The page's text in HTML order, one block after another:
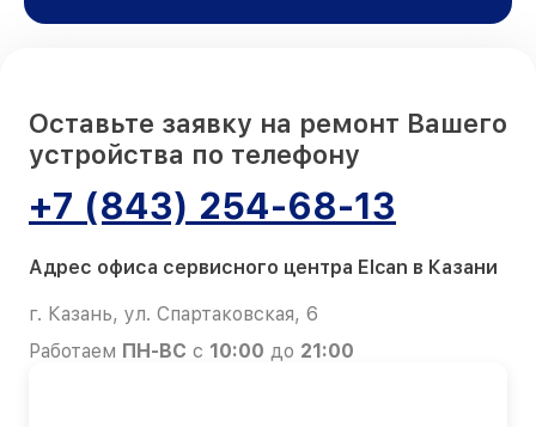
Оставьте заявку на ремонт Вашего
устройства по телефону
+7 (843) 254-68-13
Адрес офиса сервисного центра Elcan в Казани
г. Казань, ул. Спартаковская, 6
Работаем ПН-ВС с 10:00 до 21:00